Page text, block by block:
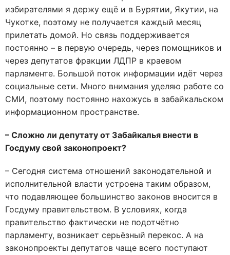
избирателями я держу ещё и в Бурятии, Якутии, на
Чукотке, поэтому не получается каждый месяц
прилетать домой. Но связь поддерживается
постоянно – в первую очередь, через помощников и
через депутатов фракции ЛДПР в краевом
парламенте. Большой поток информации идёт через
социальные сети. Много внимания уделяю работе со
СМИ, поэтому постоянно нахожусь в забайкальском
информационном пространстве.
– Сложно ли депутату от Забайкалья внести в
Госдуму свой законопроект?
– Сегодня система отношений законодательной и
исполнительной власти устроена таким образом,
что подавляющее большинство законов вносится в
Госдуму правительством. В условиях, когда
правительство фактически не подотчётно
парламенту, возникает серьёзный перекос. А на
законопроекты депутатов чаще всего поступают